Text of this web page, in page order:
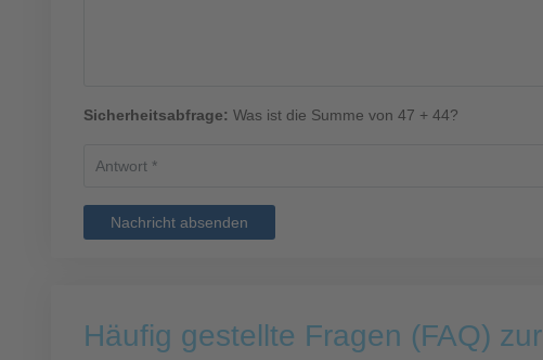
Sicherheitsabfrage: Was ist die Summe von 47 + 44?
Nachricht absenden
Häufig gestellte Fragen (FAQ)